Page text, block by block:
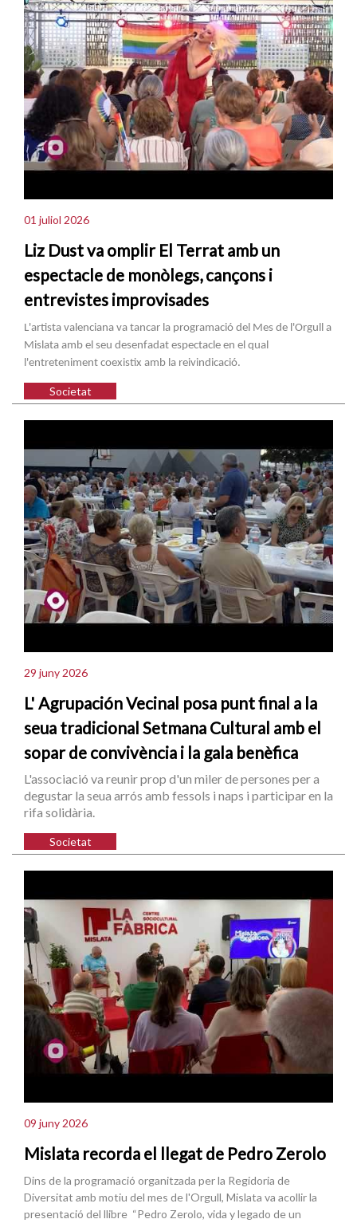
01 juliol 2026
Liz Dust va omplir El Terrat amb un
espectacle de monòlegs, cançons i
entrevistes improvisades
L'artista valenciana va tancar la programació del Mes de l'Orgull a
Mislata amb el seu desenfadat espectacle en el qual
l'entreteniment coexistix amb la reivindicació.
Societat
29 juny 2026
L' Agrupación Vecinal posa punt final a la
seua tradicional Setmana Cultural amb el
sopar de convivència i la gala benèfica
L'associació va reunir prop d'un miler de persones per a
degustar la seua arrós amb fessols i naps i participar en la
rifa solidària.
Societat
09 juny 2026
Mislata recorda el llegat de Pedro Zerolo
Dins de la programació organitzada per la Regidoria de
Diversitat amb motiu del mes de l'Orgull, Mislata va acollir la
presentació del llibre “Pedro Zerolo, vida y legado de un